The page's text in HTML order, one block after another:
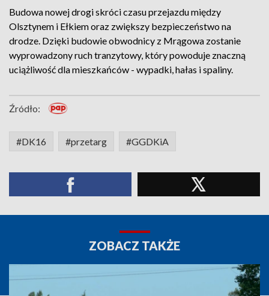
Budowa nowej drogi skróci czasu przejazdu między
Olsztynem i Ełkiem oraz zwiększy bezpieczeństwo na
drodze. Dzięki budowie obwodnicy z Mrągowa zostanie
wyprowadzony ruch tranzytowy, który powoduje znaczną
uciążliwość dla mieszkańców - wypadki, hałas i spaliny.
Źródło:
#DK16 #przetarg #GGDKiA
ZOBACZ TAKŻE